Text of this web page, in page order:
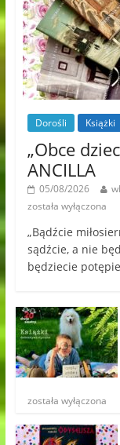
Dorośli Książki
„Obce
ANCILLA
05/08/2026
została wyłączona
„Bądźcie
sądźcie, a nie
będziecie
została wyłączona